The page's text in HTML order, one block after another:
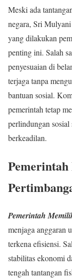
Meski ada
negara, Sri
yang dilakukan
penting ini. Salah
penyesuaian di
terjaga tanpa
bantuan sosial.
pemerintah tetap
perlindungan
berkeadilan.
Pemerintah
menjaga anggaran
terkena efisiensi.
stabilitas ekonomi
tengah tantangan